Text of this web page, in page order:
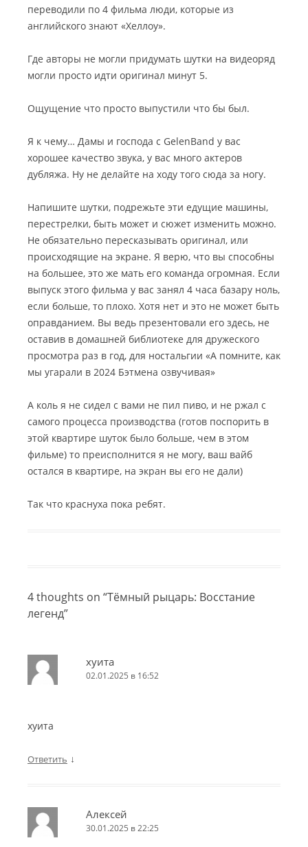
переводили по 4 фильма люди, которые из
английского знают «Хеллоу».
Где авторы не могли придумать шутки на видеоряд
могли просто идти оригинал минут 5.
Ощущение что просто выпустили что бы был.
Я к чему… Дамы и господа с GelenBand у вас
хорошее качество звука, у вас много актеров
дубляжа. Ну не делайте на ходу того сюда за ногу.
Напишите шутки, подрежьте эти едущие машины,
перестрелки, быть может и сюжет изменить можно.
Не обязательно пересказывать оригинал, или
происходящие на экране. Я верю, что вы способны
на большее, это же мать его команда огромная. Если
выпуск этого фильма у вас занял 4 часа базару ноль,
если больше, то плохо. Хотя нет и это не может быть
оправданием. Вы ведь презентовали его здесь, не
оставив в домашней библиотеке для дружеского
просмотра раз в год, для ностальгии «А помните, как
мы угарали в 2024 Бэтмена озвучивая»
А коль я не сидел с вами не пил пиво, и не ржал с
самого процесса производства (готов поспорить в
этой квартире шуток было больше, чем в этом
фильме) то преисполнится я не могу, ваш вайб
остался в квартире, на экран вы его не дали)
Так что краснуха пока ребят.
4 thoughts on “Тёмный рыцарь: Восстание
легенд”
хуита
02.01.2025 в 16:52
хуита
Ответить ↓
Алексей
30.01.2025 в 22:25